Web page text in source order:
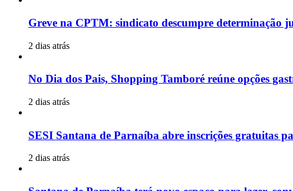
Greve na CPTM: sindicato descumpre determinação
2 dias atrás
No Dia dos Pais, Shopping Tamboré reúne opções
2 dias atrás
SESI Santana de Parnaíba abre inscrições gratuitas
2 dias atrás